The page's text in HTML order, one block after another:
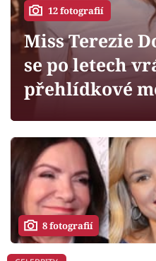
Sledujte prima+
Filmový festival
Mámy sobě
Přihlášení
Sledujte nás
12 fotografií
Miss Terezie
se po letech
přehlídkové
8 fotografií